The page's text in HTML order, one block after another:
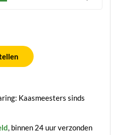
Kaasmeesters sinds
, binnen 24 uur verzonden